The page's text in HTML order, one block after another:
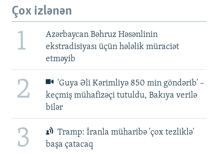
Çox izlənən
1
Azərbaycan Bəhruz Həsənlinin
ekstradisiyası üçün hələlik müraciət
etməyib
2
'Guya Əli Kərimliyə 850 min göndərib' –
keçmiş mühafizəçi tutuldu, Bakıya verilə
bilər
3
Tramp: İranla müharibə 'çox tezliklə'
başa çatacaq